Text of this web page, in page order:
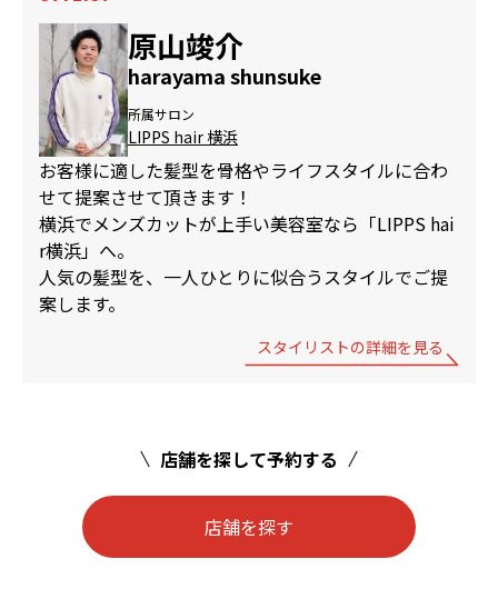
原山竣介
harayama shunsuke
所属サロン
LIPPS hair 横浜
お客様に適した髪型を骨格やライフスタイルに合わ
せて提案させて頂きます！
横浜でメンズカットが上手い美容室なら「LIPPS hai
r横浜」へ。
人気の髪型を、一人ひとりに似合うスタイルでご提
案します。
スタイリストの詳細を見る
店舗を探して予約する
店舗を探す